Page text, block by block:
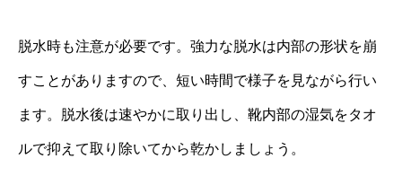
脱水時も注意が必要です。強力な脱水は内部の形状を崩
すことがありますので、短い時間で様子を見ながら行い
ます。脱水後は速やかに取り出し、靴内部の湿気をタオ
ルで抑えて取り除いてから乾かしましょう。